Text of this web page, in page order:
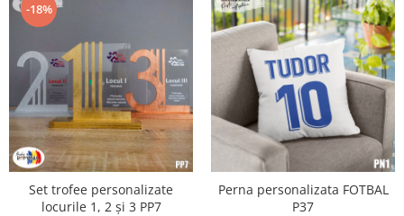
-18%
Set trofee personalizate
locurile 1, 2 și 3 PP7
Perna personalizata FOTBAL
P37